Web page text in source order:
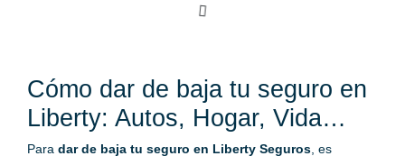
Cómo dar de baja tu seguro en
Liberty: Autos, Hogar, Vida…
Para dar de baja tu seguro en Liberty Seguros , es